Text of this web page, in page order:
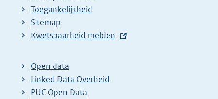
Toegankelijkheid
Sitemap
E
t
e
r
Kwetsbaarheid melden
Open data
Linked Data Overheid
PUC Open Data